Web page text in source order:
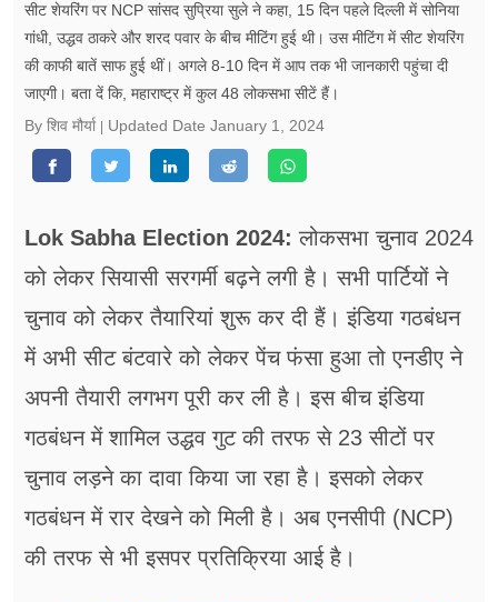
गैलरी
वीडियो
रिलेशनशिप
जीवन मंत्रा
फूड
सेहत
ब्‍यूटी
जॉब्स
शिक्षा
अन्य खबरें
सीट शेयरिंग पर NCP सांसद सुप्रिया सुले ने कहा, 15 दिन पहले दिल्ली में सोनिया
गांधी, उद्धव ठाकरे और शरद पवार के बीच मीटिंग हुई थी। उस मीटिंग में सीट शेयरिंग
की काफी बातें साफ हुई थीं। अगले 8-10 दिन में आप तक भी जानकारी पहुंचा दी
जाएगी। बता दें कि, महाराष्ट्र में कुल 48 लोकसभा सीटें हैं।
By शिव मौर्या
Updated Date January 1, 2024
Lok Sabha Election 2024: लोकसभा चुनाव 2024
को लेकर सियासी सरगर्मी बढ़ने लगी है। सभी पार्टियों ने
चुनाव को लेकर तैयारियां शुरू कर दी हैं। इंडिया गठबंधन
में अभी सीट बंटवारे को लेकर पेंच फंसा हुआ तो एनडीए ने
अपनी तैयारी लगभग पूरी कर ली है। इस बीच इंडिया
गठबंधन में शामिल उद्धव गुट की तरफ से 23 सीटों पर
चुनाव लड़ने का दावा किया जा रहा है। इसको लेकर
गठबंधन में रार देखने को मिली है। अब एनसीपी (NCP)
की तरफ से भी इसपर प्रतिक्रिया आई है।